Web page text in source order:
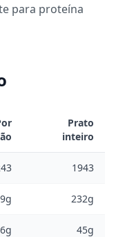
para proteína
Prato
inteiro
1943
232g
6g 45g